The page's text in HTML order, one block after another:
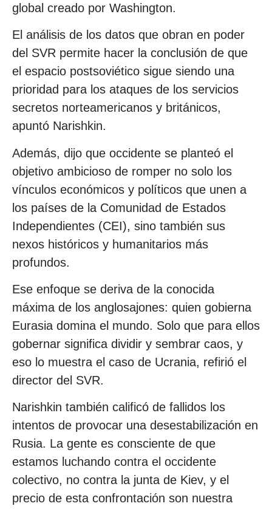
global creado por Washington.
El análisis de los datos que obran en poder
del SVR permite hacer la conclusión de que
el espacio postsoviético sigue siendo una
prioridad para los ataques de los servicios
secretos norteamericanos y británicos,
apuntó Narishkin.
Además, dijo que occidente se planteó el
objetivo ambicioso de romper no solo los
vínculos económicos y políticos que unen a
los países de la Comunidad de Estados
Independientes (CEI), sino también sus
nexos históricos y humanitarios más
profundos.
Ese enfoque se deriva de la conocida
máxima de los anglosajones: quien gobierna
Eurasia domina el mundo. Solo que para ellos
gobernar significa dividir y sembrar caos, y
eso lo muestra el caso de Ucrania, refirió el
director del SVR.
Narishkin también calificó de fallidos los
intentos de provocar una desestabilización en
Rusia. La gente es consciente de que
estamos luchando contra el occidente
colectivo, no contra la junta de Kiev, y el
precio de esta confrontación son nuestra